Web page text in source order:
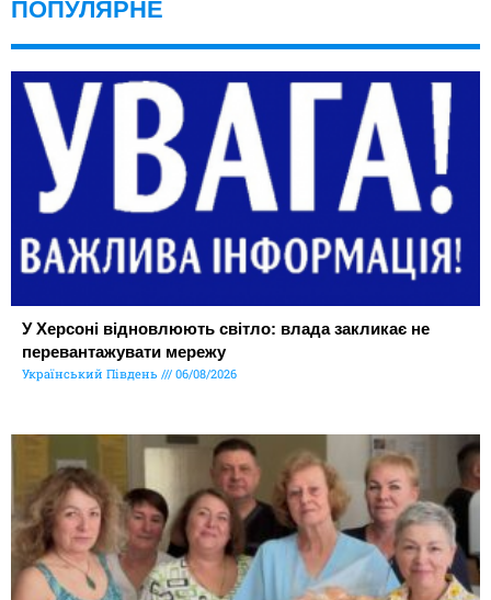
ПОПУЛЯРНЕ
У Херсоні відновлюють світло: влада закликає не
перевантажувати мережу
Український Південь 06/08/2026